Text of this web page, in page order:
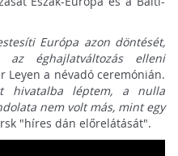
Európa azon döntését,
éghajlatváltozás elleni
Leyen a névadó ceremónián.
hivatalba léptem, a nulla
nem volt más, mint egy
"híres dán előrelátását".